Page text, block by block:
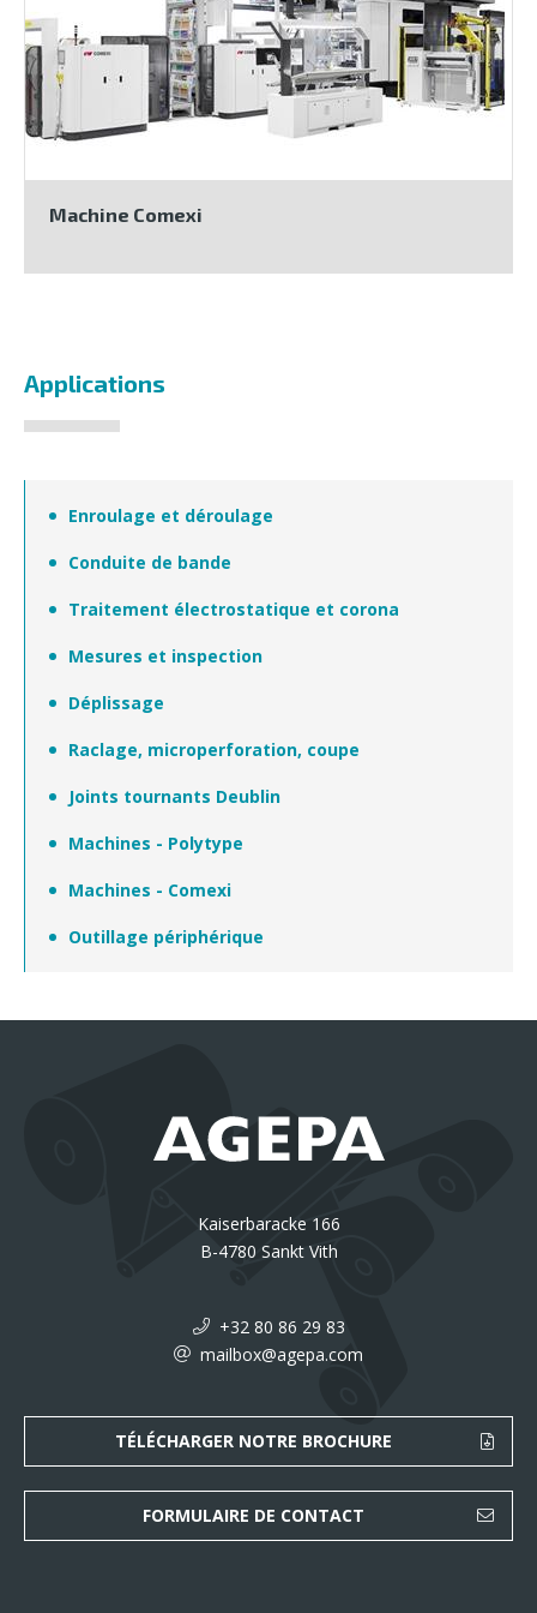
Machine Comexi
Applications
Enroulage et déroulage
Conduite de bande
Traitement électrostatique et corona
Mesures et inspection
Déplissage
Raclage, microperforation, coupe
Joints tournants Deublin
Outillage périphérique
Machines - Polytype
Machines - Comexi
Kaiserbaracke 166
B-4780 Sankt Vith
+32 80 86 29 83
mailbox@agepa.com
TÉLÉCHARGER NOTRE BROCHURE
FORMULAIRE DE CONTACT